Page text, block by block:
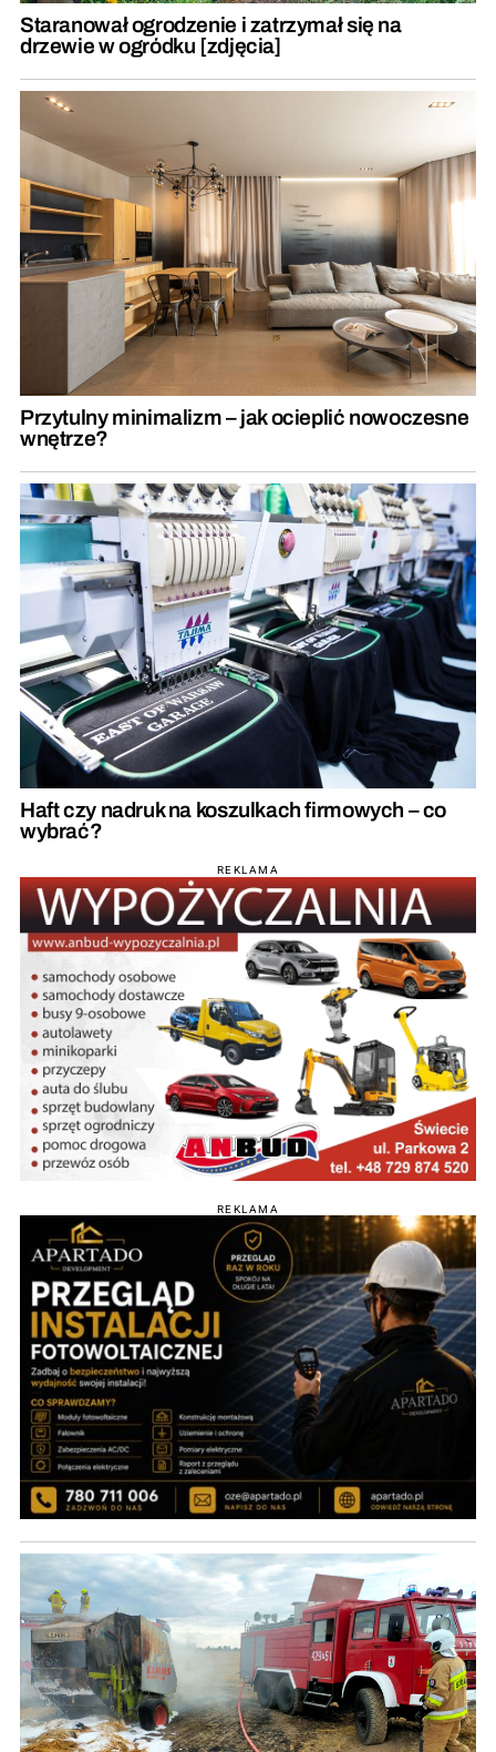
Staranował ogrodzenie i zatrzymał się na
drzewie w ogródku [zdjęcia]
Przytulny minimalizm – jak ocieplić nowoczesne
wnętrze?
Haft czy nadruk na koszulkach firmowych – co
wybrać?
REKLAMA
REKLAMA